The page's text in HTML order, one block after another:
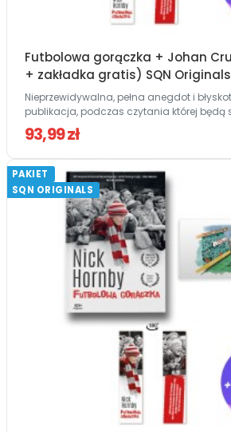
Futbolowa gorączka + Johan
+ zakładka gratis) SQN Originals
Nieprzewidywalna, pełna anegdot i
publikacja, podczas czytania której będą
93,99 zł
PAKIET
SQN ORIGINALS